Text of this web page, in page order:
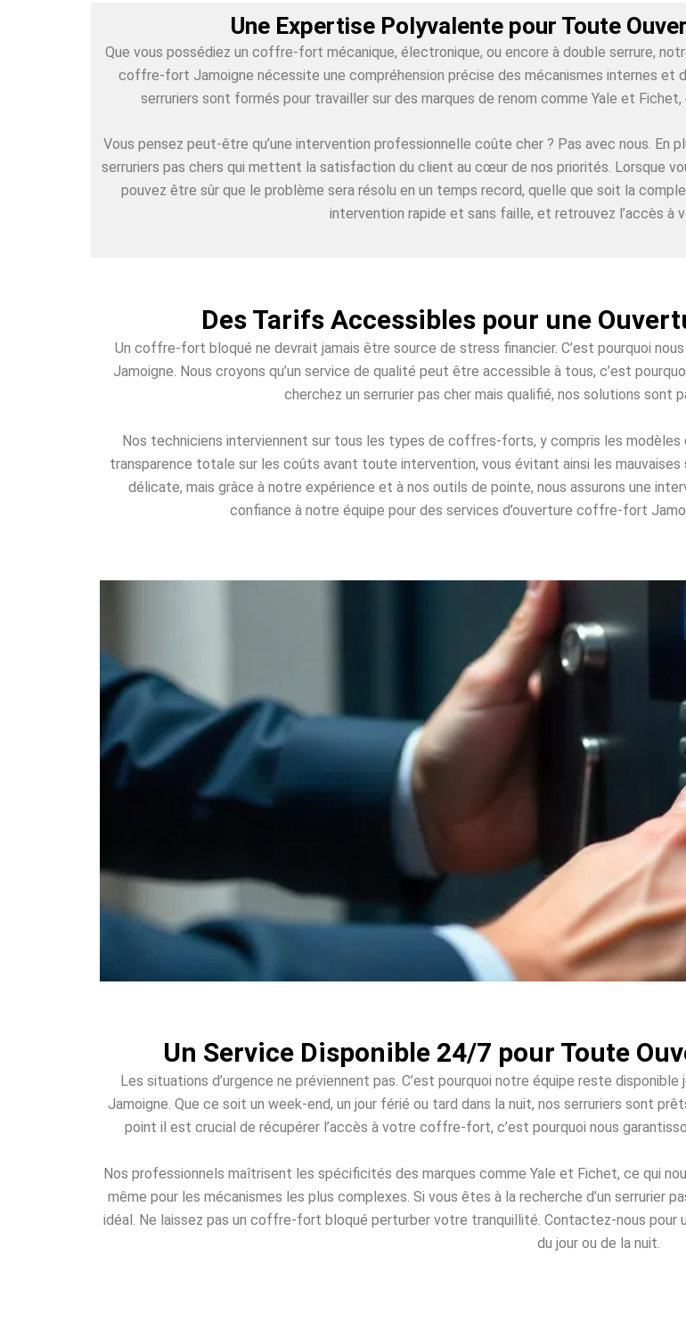
Une Expertise Polyvalente pour Toute
Que vous possédiez un coffre-fort mécanique, électronique, ou encore à double serrure,
coffre-fort Jamoigne nécessite une compréhension précise des mécanismes internes et
serruriers sont formés pour travailler sur des marques de renom comme Yale et
Vous pensez peut-être qu’une intervention professionnelle coûte cher ? Pas avec nous. En
serruriers pas chers qui mettent la satisfaction du client au cœur de nos priorités. Lorsque
pouvez être sûr que le problème sera résolu en un temps record, quelle que soit la
intervention rapide et sans faille, et retrouvez l’accès à
Des Tarifs Accessibles pour une
Un coffre-fort bloqué ne devrait jamais être source de stress financier. C’est pourquoi
Jamoigne. Nous croyons qu’un service de qualité peut être accessible à tous, c’est
cherchez un serrurier pas cher mais qualifié, nos solutions sont
Nos techniciens interviennent sur tous les types de coffres-forts, y compris les modèles
transparence totale sur les coûts avant toute intervention, vous évitant ainsi les
délicate, mais grâce à notre expérience et à nos outils de pointe, nous assurons une
confiance à notre équipe pour des services d’ouverture coffre-fort
Un Service Disponible 24/7 pour Toute
Les situations d’urgence ne préviennent pas. C’est pourquoi notre équipe reste
Jamoigne. Que ce soit un week-end, un jour férié ou tard dans la nuit, nos serruriers sont
point il est crucial de récupérer l’accès à votre coffre-fort, c’est pourquoi nous
Nos professionnels maîtrisent les spécificités des marques comme Yale et Fichet, ce qui
même pour les mécanismes les plus complexes. Si vous êtes à la recherche d’un serrurier
idéal. Ne laissez pas un coffre-fort bloqué perturber votre tranquillité. Contactez-nous
du jour ou de la nuit.